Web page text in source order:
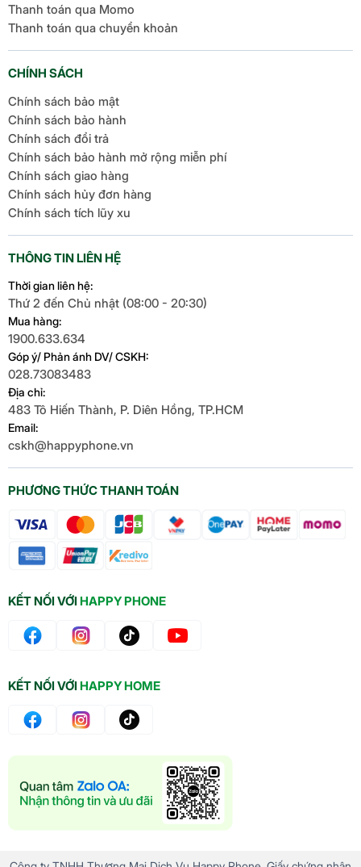
Thanh toán qua Momo
Thanh toán qua chuyển khoản
PHƯƠNG THỨC THANH TOÁN
KẾT NỐI VỚIHAPPY PHONE
CHÍNH SÁCH
Chính sách bảo mật
Chính sách bảo hành
Chính sách đổi trả
Chính sách bảo hành mở rộng miễn phí
Chính sách giao hàng
Chính sách hủy đơn hàng
Chính sách tích lũy xu
THÔNG TIN LIÊN HỆ
Thời gian liên hệ:
Thứ 2 đến Chủ nhật (08:00 - 20:30)
Mua hàng:
1900.633.634
Góp ý/ Phản ánh DV/ CSKH:
028.73083483
Địa chỉ:
483 Tô Hiến Thành, P. Diên Hồng, TP.HCM
Email:
cskh@happyphone.vn
KẾT NỐI VỚIHAPPY HOME